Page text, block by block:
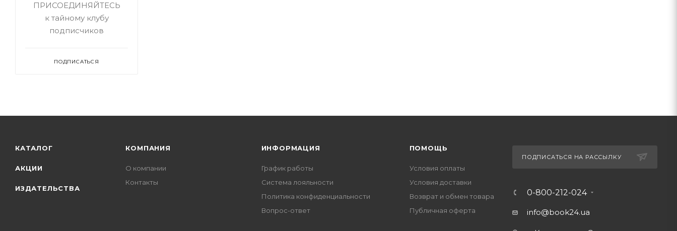
ПРИСОЕДИНЯЙТЕСЬ
к тайному клубу
подписчиков
ПОДПИСАТЬСЯ
КАТАЛОГ
АКЦИИ
ИЗДАТЕЛЬСТВА
КОМПАНИЯ
О компании
Контакты
ИНФОРМАЦИЯ
График работы
Система лояльности
Политика конфиденциальности
Вопрос-ответ
ПОМОЩЬ
Условия оплаты
Условия доставки
Возврат и обмен товара
Публичная оферта
ПОДПИСАТЬСЯ НА РАССЫЛКУ
0-800-212-024
info@book24.ua